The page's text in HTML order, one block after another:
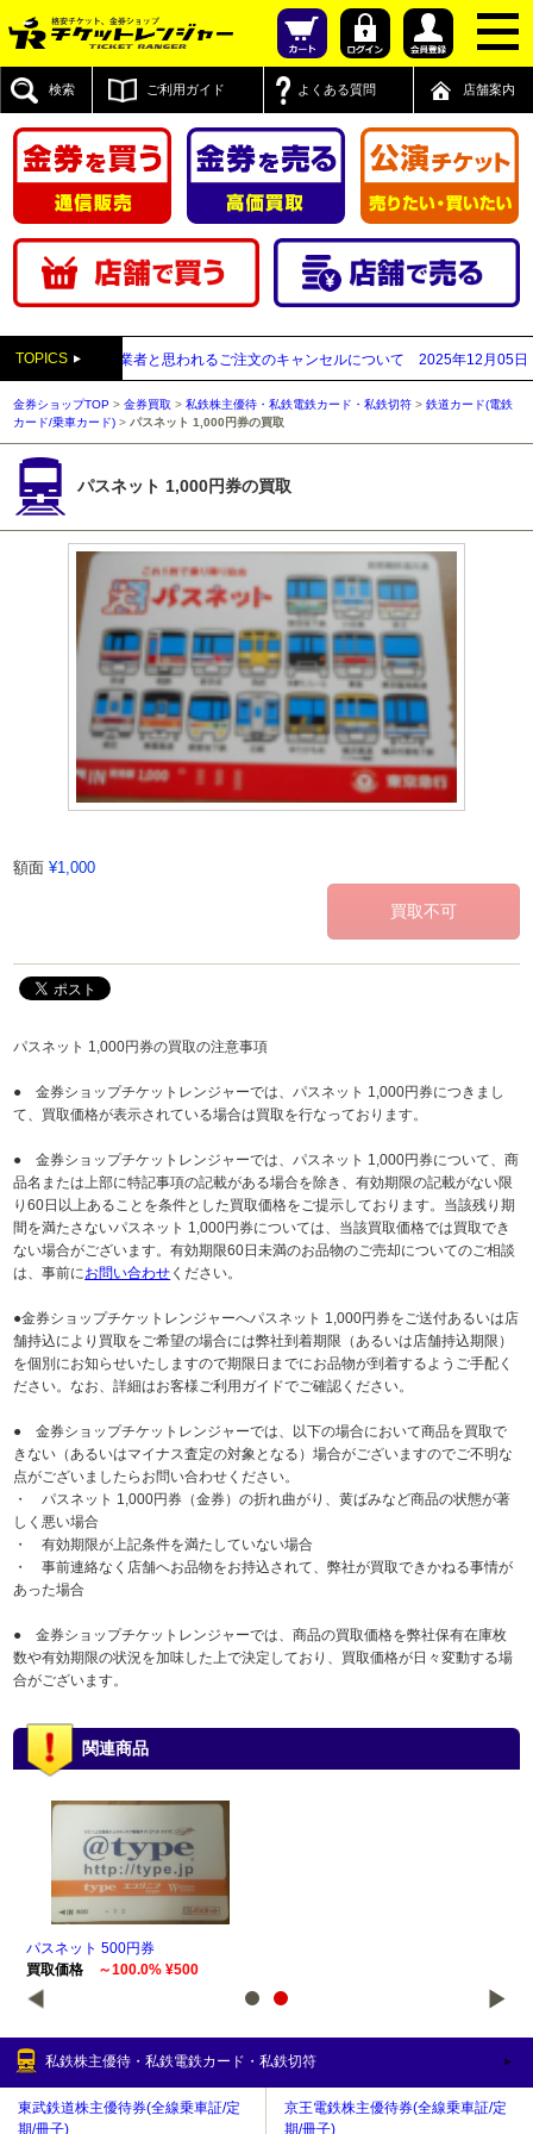
検索 ご利用ガイド よくある質問 店舗案内
TOPICS
払い買取業者と思われるご注文のキャンセルについて 2025年12月05日 【
金券ショップTOP >金券買取 >私鉄株主優待・私鉄電鉄カード・私鉄切符 >鉄道カード(電鉄
カード/乗車カード) >パスネット 1,000円券の買取
パスネット 1,000円券の買取
額面 ¥1,000
パスネット 1,000円券の買取の注意事項
● 金券ショップチケットレンジャーでは、パスネット 1,000円券につきまし
て、買取価格が表示されている場合は買取を行なっております。
● 金券ショップチケットレンジャーでは、パスネット 1,000円券について、商
品名または上部に特記事項の記載がある場合を除き、有効期限の記載がない限
り60日以上あることを条件とした買取価格をご提示しております。当該残り期
間を満たさないパスネット 1,000円券については、当該買取価格では買取でき
ない場合がございます。有効期限60日未満のお品物のご売却についてのご相談
は、事前にお問い合わせ ください。
●金券ショップチケットレンジャーへパスネット 1,000円券をご送付あるいは店
舗持込により買取をご希望の場合には弊社到着期限（あるいは店舗持込期限）
を個別にお知らせいたしますので期限日までにお品物が到着するようご手配く
ださい。なお、詳細はお客様ご利用ガイドでご確認ください。
● 金券ショップチケットレンジャーでは、以下の場合において商品を買取で
きない（あるいはマイナス査定の対象となる）場合がございますのでご不明な
点がございましたらお問い合わせください。
・ パスネット 1,000円券（金券）の折れ曲がり、黄ばみなど商品の状態が著
しく悪い場合
・ 有効期限が上記条件を満たしていない場合
・ 事前連絡なく店舗へお品物をお持込されて、弊社が買取できかねる事情が
あった場合
● 金券ショップチケットレンジャーでは、商品の買取価格を弊社保有在庫枚
数や有効期限の状況を加味した上で決定しており、買取価格が日々変動する場
合がございます。
関連商品
パスネット 500円券
買取価格
～100.0% ¥500
私鉄株主優待・私鉄電鉄カード・私鉄切符
東武鉄道株主優待券(全線乗車証/定
期/冊子)
京王電鉄株主優待券(全線乗車証/定
期/冊子)